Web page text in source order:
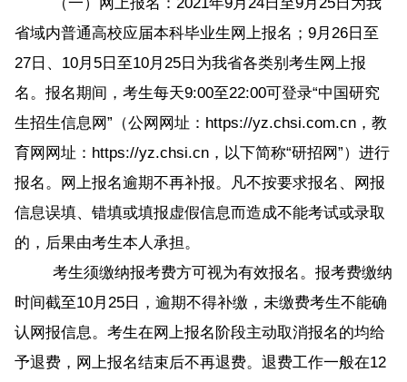
省域内普通高校应届本科毕业生网上报名；9月26日至
27日、10月5日至10月25日为我省各类别考生网上报
名。报名期间，考生每天9:00至22:00可登录“中国研究
生招生信息网”（公网网址：https://yz.chsi.com.cn，教
育网网址：https://yz.chsi.cn，以下简称“研招网”）进行
报名。网上报名逾期不再补报。凡不按要求报名、网报
信息误填、错填或填报虚假信息而造成不能考试或录取
的，后果由考生本人承担。
考生须缴纳报考费方可视为有效报名。报考费缴纳
时间截至10月25日，逾期不得补缴，未缴费考生不能确
认网报信息。考生在网上报名阶段主动取消报名的均给
予退费，网上报名结束后不再退费。退费工作一般在12